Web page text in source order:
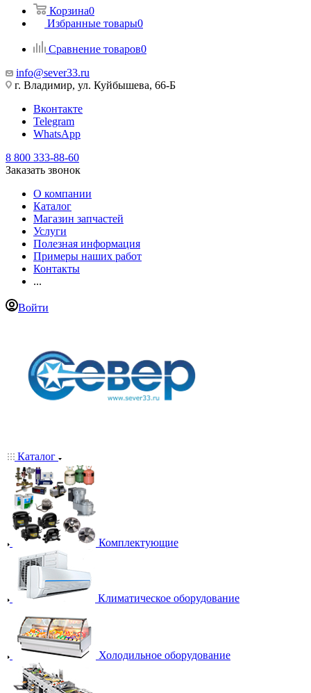
Корзина0
Избранные товары0
Сравнение товаров0
info@sever33.ru
г. Владимир, ул. Куйбышева, 66-Б
Вконтакте
Telegram
WhatsApp
8 800 333-88-60
Заказать звонок
О компании
Каталог
Магазин запчастей
Услуги
Полезная информация
Примеры наших работ
Контакты
...
Войти
Каталог
Комплектующие
Климатическое оборудование
Холодильное оборудование